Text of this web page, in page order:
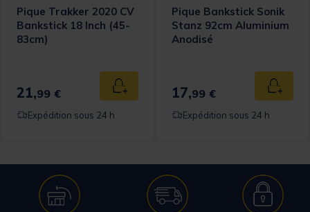
panier
Pique Trakker 2020 CV
Bankstick 18 Inch (45-
83cm)
21,99 € Ajouter au panier
Expédition sous 24 h
Pique Bankstick Sonik
Stanz 92cm Aluminium
Anodisé
17,99 €
Expédition sous 24 h